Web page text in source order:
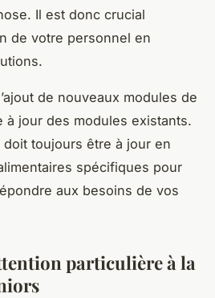
Il est donc crucial
de votre personnel en
de nouveaux modules de
à jour des modules existants.
doit toujours être à jour en
spécifiques pour
aux besoins de vos
particulière à la